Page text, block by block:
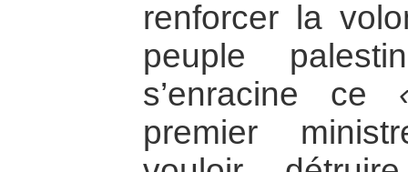
renforcer la
peuple
s’enracine ce
premier